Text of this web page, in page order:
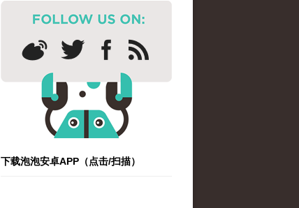
下载泡泡安卓APP（点击/扫描）